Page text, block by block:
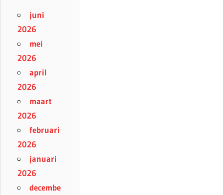
juni
2026
mei
2026
april
2026
maart
2026
februari
2026
januari
2026
decembe